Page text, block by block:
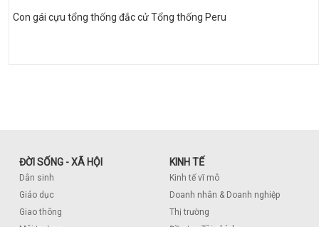
Con gái cựu tổng thống đắc cử Tổng thống Peru
ĐỜI SỐNG - XÃ HỘI
Dân sinh
Giáo dục
Giao thông
KINH TẾ
Kinh tế vĩ mô
Doanh nhân & Doanh nghiệp
Thị trường